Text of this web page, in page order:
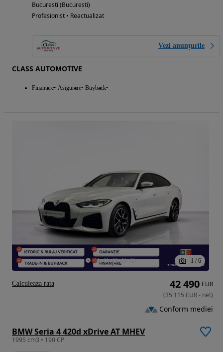
Bucuresti (Bucuresti)
Profesionist • Reactualizat
Vezi anunțurile
CLASS AUTOMOTIVE
Finantare Asigurare Buyback
1 / 6
BMW Seria 4 420d xDrive AT MHEV
1995 cm3 • 190 CP
42 490 EUR
(35 115 EUR- net)
Conform mediei
Calculeaza rata